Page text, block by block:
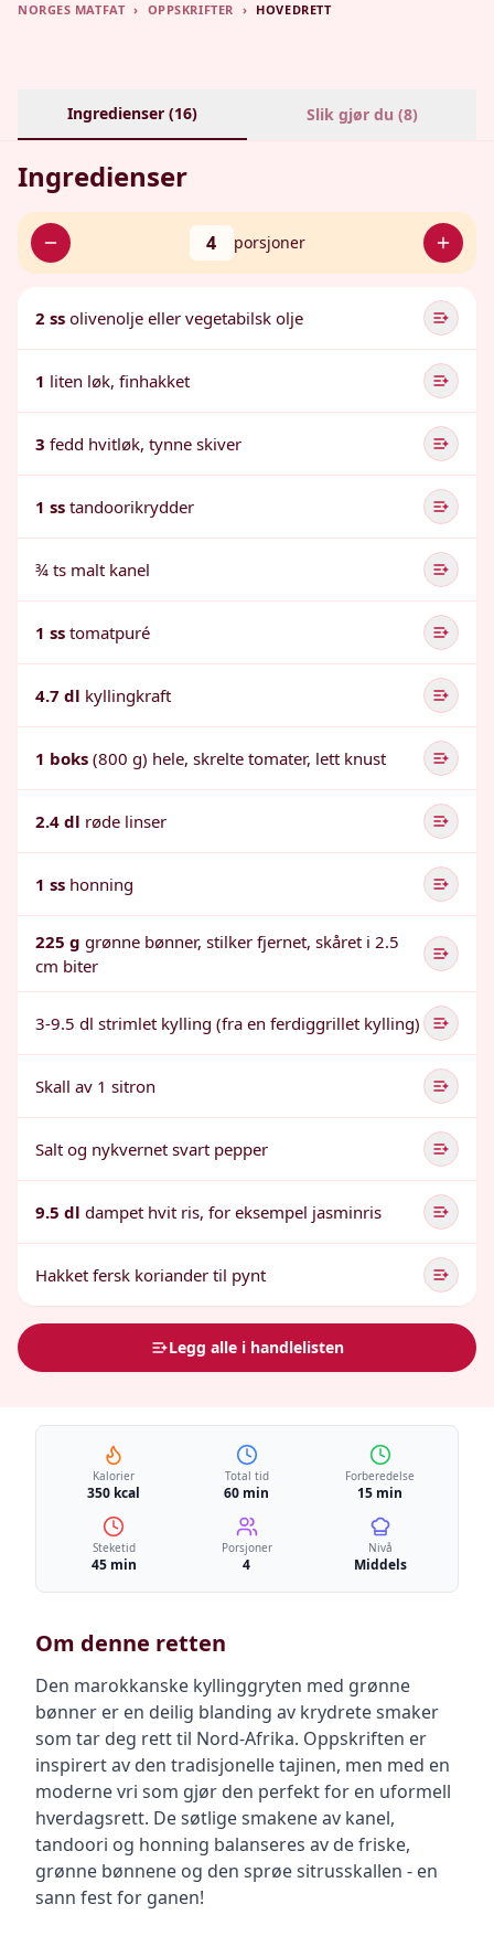
NORGES MATFAT › OPPSKRIFTER › HOVEDRETT
Ingredienser (16) Slik gjør du (8)
Ingredienser
4 porsjoner
2 ss olivenolje eller vegetabilsk olje
1 liten løk, finhakket
3 fedd hvitløk, tynne skiver
1 ss tandoorikrydder
¾ ts malt kanel
1 ss tomatpuré
4.7 dl kyllingkraft
1 boks (800 g) hele, skrelte tomater, lett knust
2.4 dl røde linser
1 ss honning
225 g grønne bønner, stilker fjernet, skåret i 2.5
cm biter
3-9.5 dl strimlet kylling (fra en ferdiggrillet kylling)
Skall av 1 sitron
Salt og nykvernet svart pepper
9.5 dl dampet hvit ris, for eksempel jasminris
Hakket fersk koriander til pynt
Legg alle i handlelisten
Kalorier
350 kcal
Total tid
60 min
Forberedelse
15 min
Steketid
45 min
Porsjoner
4
Nivå
Middels
Om denne retten
Den marokkanske kyllinggryten med grønne
bønner er en deilig blanding av krydrete smaker
som tar deg rett til Nord-Afrika. Oppskriften er
inspirert av den tradisjonelle tajinen, men med en
moderne vri som gjør den perfekt for en uformell
hverdagsrett. De søtlige smakene av kanel,
tandoori og honning balanseres av de friske,
grønne bønnene og den sprøe sitrusskallen - en
sann fest for ganen!